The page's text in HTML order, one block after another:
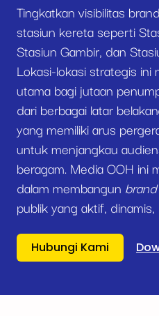
Tingkatkan visibilitas
stasiun kereta seperti
Stasiun Gambir, dan
Lokasi-lokasi strategis ini
utama bagi jutaan
dari berbagai latar
yang memiliki arus
untuk menjangkau
beragam. Media OOH ini
dalam membangun
publik yang aktif,
Hubungi Kami